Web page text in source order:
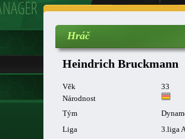
Hráč
Heindrich Bruckmann
Věk
33
Národnost
Tým
Liga
3.liga